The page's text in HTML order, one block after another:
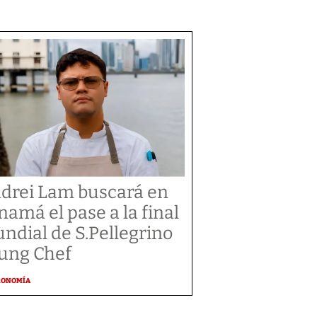
Lam buscará en
el pase a la final
de S.Pellegrino
Chef